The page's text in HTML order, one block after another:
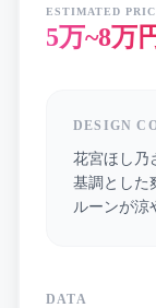
ESTIMATED
5万~8万
DESIGN
花宮ほし乃
基調とした
ルーンが涼
DATA